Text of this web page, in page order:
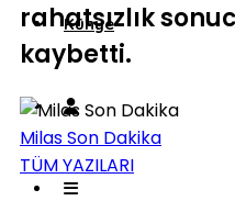
Künye
rahatsızlık
kaybetti.
Milas Son Dakika
TÜM YAZILARI